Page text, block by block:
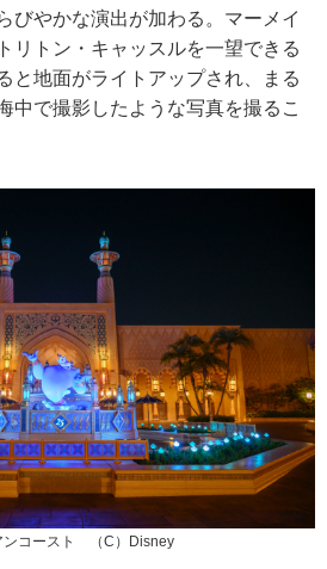
びやかな演出が加わる。マーメイ
リトン・キャッスルを一望できる
と地面がライトアップされ、まる
中で撮影したような写真を撮るこ
ンコースト （C）Disney